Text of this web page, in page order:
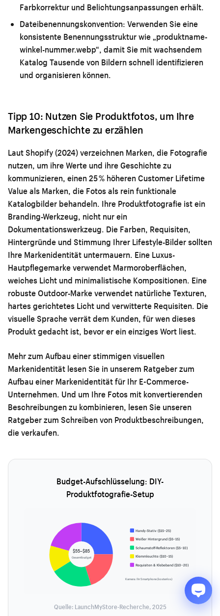
Farbkorrektur und Belichtungsanpassungen erhält.
Dateibenennungskonvention: Verwenden Sie eine
konsistente Benennungsstruktur wie „produktname-
winkel-nummer.webp“, damit Sie mit wachsendem
Katalog Tausende von Bildern schnell identifizieren
und organisieren können.
Tipp 10: Nutzen Sie Produktfotos, um Ihre
Markengeschichte zu erzählen
Laut Shopify (2024) verzeichnen Marken, die Fotografie
nutzen, um ihre Werte und ihre Geschichte zu
kommunizieren, einen 25 % höheren Customer Lifetime
Value als Marken, die Fotos als rein funktionale
Katalogbilder behandeln. Ihre Produktfotografie ist ein
Branding-Werkzeug, nicht nur ein
Dokumentationswerkzeug. Die Farben, Requisiten,
Hintergründe und Stimmung Ihrer Lifestyle-Bilder sollten
Ihre Markenidentität untermauern. Eine Luxus-
Hautpflegemarke verwendet Marmoroberflächen,
weiches Licht und minimalistische Kompositionen. Eine
robuste Outdoor-Marke verwendet natürliche Texturen,
hartes gerichtetes Licht und verwitterte Requisiten. Die
visuelle Sprache verrät dem Kunden, für wen dieses
Produkt gedacht ist, bevor er ein einziges Wort liest.
Mehr zum Aufbau einer stimmigen visuellen
Markenidentität lesen Sie in unserem Ratgeber zum
Aufbau einer Markenidentität für Ihr E-Commerce-
Unternehmen. Und um Ihre Fotos mit konvertierenden
Beschreibungen zu kombinieren, lesen Sie unseren
Ratgeber zum Schreiben von Produktbeschreibungen,
die verkaufen.
Budget-Aufschlüsselung: DIY-
Produktfotografie-Setup
$55–$85
Gesamtbudget
Handy-Stativ ($15–25)
Weißer Hintergrund ($5–15)
Schaumstoff-Reflektoren ($5–10)
Klemmleuchte ($10–15)
Requisiten & Klebeband ($10–20)
Kamera: Ihr Smartphone (kostenlos)
Quelle: LaunchMyStore-Recherche, 2025